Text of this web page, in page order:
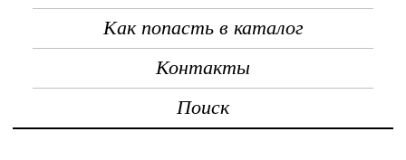
Как попасть в каталог
Контакты
Поиск